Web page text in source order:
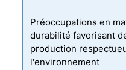
Préoccupations en
durabilité favorisant
production
l'environnement